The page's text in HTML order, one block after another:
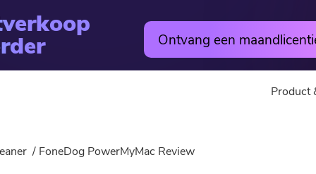
Ontvang een
Product
Warm
FoneDog PowerMyMac Review